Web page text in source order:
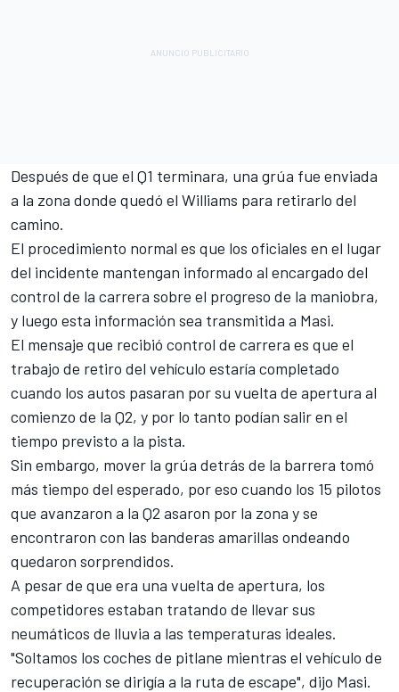
Después de que el Q1 terminara, una grúa fue enviada
a la zona donde quedó el Williams para retirarlo del
camino.
El procedimiento normal es que los oficiales en el lugar
del incidente mantengan informado al encargado del
control de la carrera sobre el progreso de la maniobra,
y luego esta información sea transmitida a Masi.
El mensaje que recibió control de carrera es que el
trabajo de retiro del vehículo estaría completado
cuando los autos pasaran por su vuelta de apertura al
comienzo de la Q2, y por lo tanto podían salir en el
tiempo previsto a la pista.
Sin embargo, mover la grúa detrás de la barrera tomó
más tiempo del esperado, por eso cuando los 15 pilotos
que avanzaron a la Q2 asaron por la zona y se
encontraron con las banderas amarillas ondeando
quedaron sorprendidos.
A pesar de que era una vuelta de apertura, los
competidores estaban tratando de llevar sus
neumáticos de lluvia a las temperaturas ideales.
"Soltamos los coches de pitlane mientras el vehículo de
recuperación se dirigía a la ruta de escape", dijo Masi.